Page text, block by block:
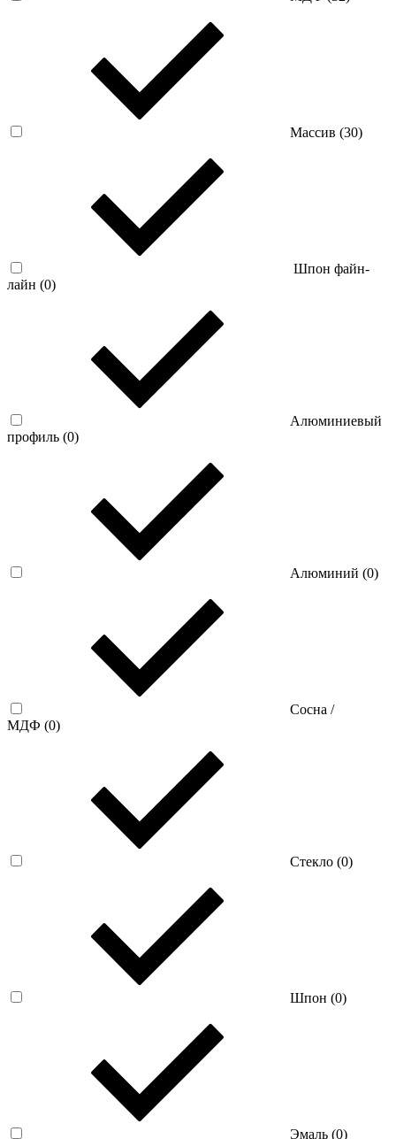
Массив (30)
Шпон файн-
лайн (0)
Алюминиевый
профиль (0)
Алюминий (0)
Сосна /
МДФ (0)
Стекло (0)
Шпон (0)
Эмаль (0)